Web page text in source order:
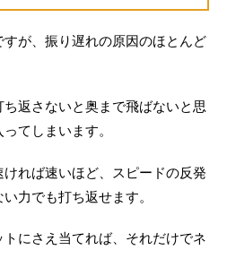
が、振り遅れの原因のほとんど
返さないと奥まで飛ばないと思
てしまいます。
れば速いほど、スピードの反発
力でも打ち返せます。
にさえ当てれば、それだけでネ